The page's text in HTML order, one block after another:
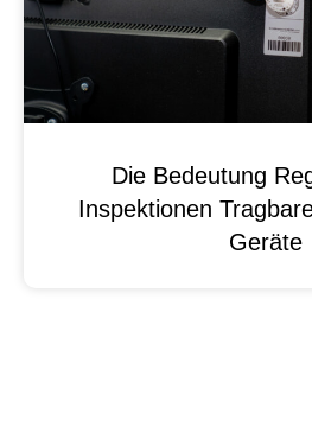
Die Bedeutung
Inspektionen
Geräte